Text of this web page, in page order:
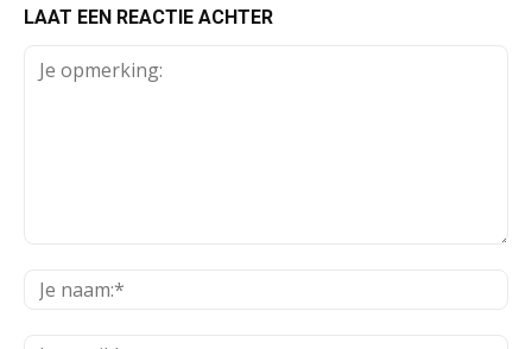
LAAT EEN REACTIE ACHTER